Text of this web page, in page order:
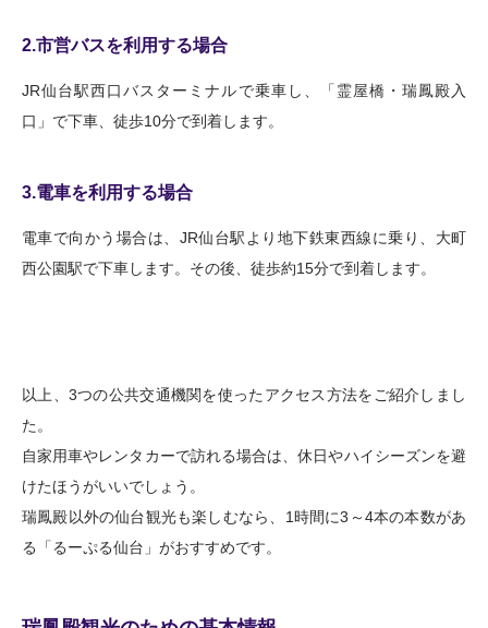
2.市営バスを利用する場合
JR仙台駅西口バスターミナルで乗車し、「霊屋橋・瑞鳳殿入
口」で下車、徒歩10分で到着します。
3.電車を利用する場合
電車で向かう場合は、JR仙台駅より地下鉄東西線に乗り、大町
西公園駅で下車します。その後、徒歩約15分で到着します。
以上、3つの公共交通機関を使ったアクセス方法をご紹介しまし
た。
自家用車やレンタカーで訪れる場合は、休日やハイシーズンを避
けたほうがいいでしょう。
瑞鳳殿以外の仙台観光も楽しむなら、1時間に3～4本の本数があ
る「るーぷる仙台」がおすすめです。